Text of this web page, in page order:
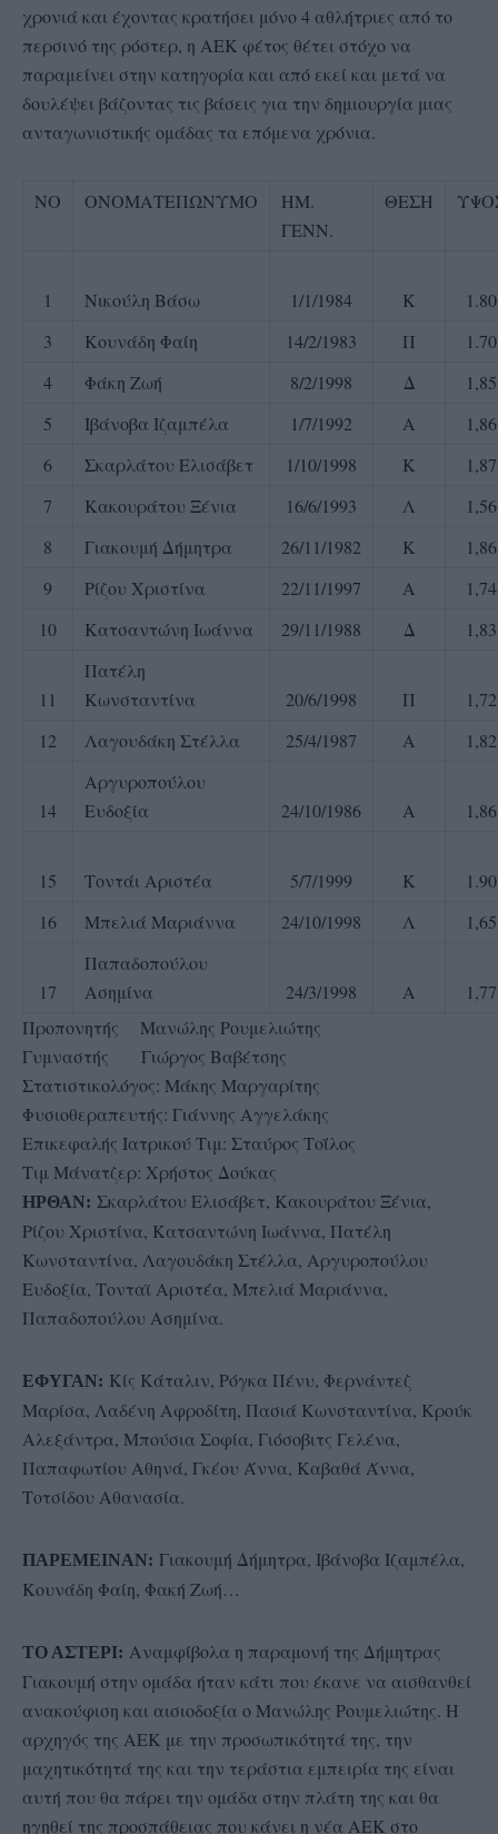
χρονιά και έχοντας κρατήσει μόνο 4 αθλήτριες από το
περσινό της ρόστερ, η ΑΕΚ φέτος θέτει στόχο να
παραμείνει στην κατηγορία και από εκεί και μετά να
δουλέψει βάζοντας τις βάσεις για την δημιουργία μιας
ανταγωνιστικής ομάδας τα επόμενα χρόνια.
ΝΟ ΟΝΟΜΑΤΕΠΩΝΥΜΟ
ΗΜ.
ΓΕΝΝ.
ΘΕΣΗ
1 Νικούλη Βάσω 1/1/1984 Κ
1.80
3
Κουνάδη Φαίη 14/2/1983 Π
1.70
4
Φάκη Ζωή 8/2/1998 Δ
1,85
5
Ιβάνοβα Ιζαμπέλα 1/7/1992 Α
1,86
6
Σκαρλάτου Ελισάβετ 1/10/1998 Κ
1,87
7
Κακουράτου Ξένια 16/6/1993 Λ
1,56
8
Γιακουμή Δήμητρα 26/11/1982 Κ
1,86
9
Ρίζου Χριστίνα 22/11/1997 Α
1,74
10
Κατσαντώνη Ιωάννα 29/11/1988 Δ 1,83
11
Πατέλη
Κωνσταντίνα
20/6/1998 Π
1,72
12
Λαγουδάκη Στέλλα 25/4/1987 Α 1,82
14
Αργυροπούλου
Ευδοξία
24/10/1986 Α 1,86
15 Τοντάι Αριστέα 5/7/1999 Κ
1.90
16
Μπελιά Μαριάννα 24/10/1998 Λ 1,65
17
Παπαδοπούλου
Ασημίνα
24/3/1998 Α
1,77
Προπονητής Μανώλης Ρουμελιώτης
Γυμναστής Γιώργος Βαβέτσης
Στατιστικολόγος: Μάκης Μαργαρίτης
Φυσιοθεραπευτής: Γιάννης Αγγελάκης
Επικεφαλής Ιατρικού Τιμ: Σταύρος Τοΐλος
Τιμ Μάνατζερ: Χρήστος Δούκας
ΗΡΘΑΝ: Σκαρλάτου Ελισάβετ, Κακουράτου Ξένια,
Ρίζου Χριστίνα, Κατσαντώνη Ιωάννα, Πατέλη
Κωνσταντίνα, Λαγουδάκη Στέλλα, Αργυροπούλου
Ευδοξία, Τονταϊ Αριστέα, Μπελιά Μαριάννα,
Παπαδοπούλου Ασημίνα.
ΕΦΥΓΑΝ: Κίς Κάταλιν, Ρόγκα Πένυ, Φερνάντεζ
Μαρίσα, Λαδένη Αφροδίτη, Πασιά Κωνσταντίνα, Κρούκ
Αλεξάντρα, Μπούσια Σοφία, Γιόσοβιτς Γελένα,
Παπαφωτίου Αθηνά, Γκέου Άννα, Καβαθά Άννα,
Τοτσίδου Αθανασία.
ΠΑΡΕΜΕΙΝΑΝ: Γιακουμή Δήμητρα, Ιβάνοβα Ιζαμπέλα,
Κουνάδη Φαίη, Φακή Ζωή…
ΤΟ ΑΣΤΕΡΙ: Αναμφίβολα η παραμονή της Δήμητρας
Γιακουμή στην ομάδα ήταν κάτι που έκανε να αισθανθεί
ανακούφιση και αισιοδοξία ο Μανώλης Ρουμελιώτης. Η
αρχηγός της ΑΕΚ με την προσωπικότητά της, την
μαχητικότητά της και την τεράστια εμπειρία της είναι
αυτή που θα πάρει την ομάδα στην πλάτη της και θα
ηγηθεί της προσπάθειας που κάνει η νέα ΑΕΚ στο